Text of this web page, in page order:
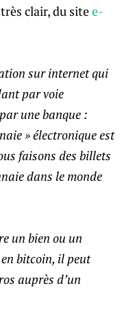
clair, du sitee-
sur internet qui
par voie
une banque :
» électronique est
faisons des billets
dans le monde
un bien ou un
bitcoin, il peut
auprès d’un